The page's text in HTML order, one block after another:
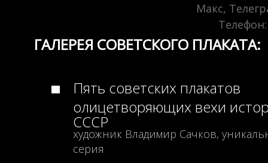
Макс,
Телефон:
ГАЛЕРЕЯ СОВЕТСКОГО ПЛАКАТА:
Пять советских плакатов
олицетворяющих вехи
СССР
художник Владимир Сачков,
серия